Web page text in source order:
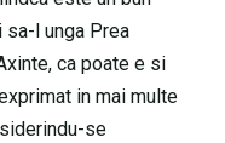
sa-l unga Prea
ca poate e si
in mai multe
se